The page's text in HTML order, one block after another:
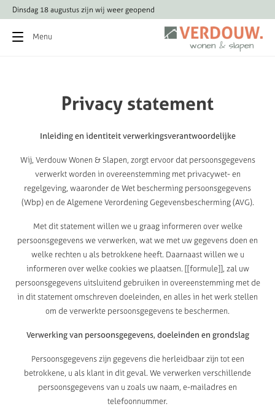
Dinsdag 18 augustus zijn wij weer geopend
Menu
Privacy statement
Inleiding en identiteit verwerkingsverantwoordelijke
Wij, Verdouw Wonen & Slapen, zorgt ervoor dat persoonsgegevens
verwerkt worden in overeenstemming met privacywet- en
regelgeving, waaronder de Wet bescherming persoonsgegevens
(Wbp) en de Algemene Verordening Gegevensbescherming (AVG).
Met dit statement willen we u graag informeren over welke
persoonsgegevens we verwerken, wat we met uw gegevens doen en
welke rechten u als betrokkene heeft. Daarnaast willen we u
informeren over welke cookies we plaatsen. [[formule]], zal uw
persoonsgegevens uitsluitend gebruiken in overeenstemming met de
in dit statement omschreven doeleinden, en alles in het werk stellen
om de verwerkte persoonsgegevens te beschermen.
Verwerking van persoonsgegevens, doeleinden en grondslag
Persoonsgegevens zijn gegevens die herleidbaar zijn tot een
betrokkene, u als klant in dit geval. We verwerken verschillende
persoonsgegevens van u zoals uw naam, e-mailadres en
telefoonnummer.